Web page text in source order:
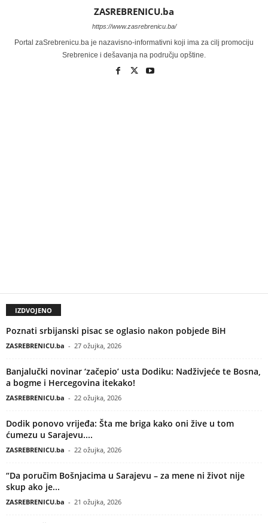
ZASREBRENICU.ba
https://www.zasrebrenicu.ba/
Portal zaSrebrenicu.ba je nazavisno-informativni koji ima za cilj promociju
Srebrenice i dešavanja na području opštine.
IZDVOJENO
Poznati srbijanski pisac se oglasio nakon pobjede BiH
ZASREBRENICU.ba - 27 ožujka, 2026
Banjalučki novinar ‘začepio’ usta Dodiku: Nadživjeće te Bosna,
a bogme i Hercegovina itekako!
ZASREBRENICU.ba - 22 ožujka, 2026
Dodik ponovo vrijeđa: Šta me briga kako oni žive u tom
ćumezu u Sarajevu....
ZASREBRENICU.ba - 22 ožujka, 2026
“Da poručim Bošnjacima u Sarajevu – za mene ni život nije
skup ako je...
ZASREBRENICU.ba - 21 ožujka, 2026